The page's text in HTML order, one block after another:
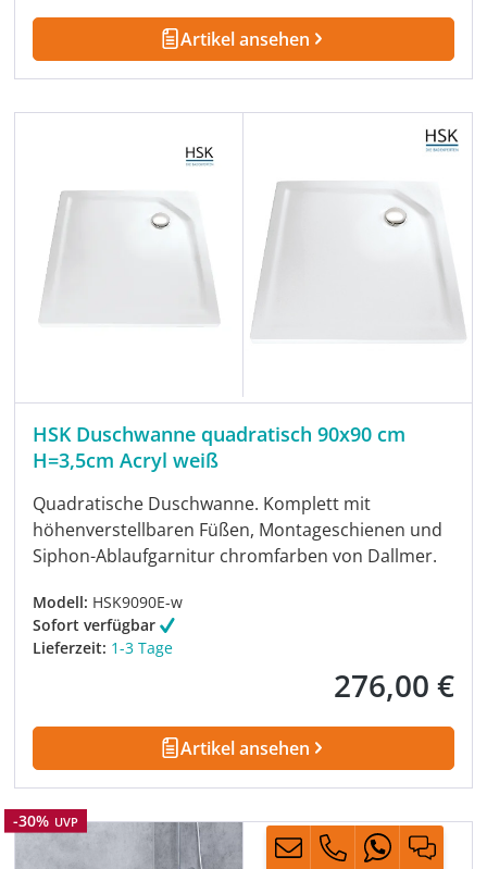
Artikel ansehen
HSK Duschwanne quadratisch 90x90 cm
H=3,5cm Acryl weiß
Quadratische Duschwanne. Komplett mit
höhenverstellbaren Füßen, Montageschienen und
Siphon-Ablaufgarnitur chromfarben von Dallmer.
Modell: HSK9090E-w
Sofort verfügbar
Lieferzeit: 1-3 Tage
Regulärer Preis:
276,00 €
Artikel ansehen
Rabatt
-30% UVP